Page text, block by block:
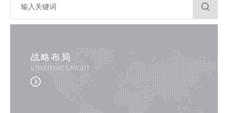
战略布局
STRATEGIC LAYOUT